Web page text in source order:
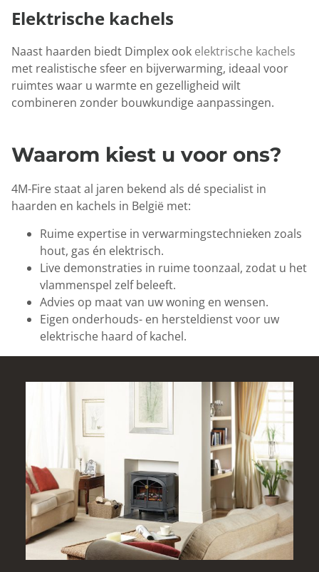
Elektrische kachels
Naast haarden biedt Dimplex ook elektrische kachels
met realistische sfeer en bijverwarming, ideaal voor
ruimtes waar u warmte en gezelligheid wilt
combineren zonder bouwkundige aanpassingen.
Waarom kiest u voor ons?
4M-Fire staat al jaren bekend als dé specialist in
haarden en kachels in België met:
Ruime expertise in verwarmingstechnieken zoals
hout, gas én elektrisch.
Live demonstraties in ruime toonzaal, zodat u het
vlammenspel zelf beleeft.
Advies op maat van uw woning en wensen.
Eigen onderhouds- en hersteldienst voor uw
elektrische haard of kachel.